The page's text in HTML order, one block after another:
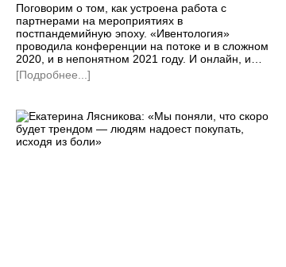
Поговорим о том, как устроена работа с
партнерами на мероприятиях в
постпандемийную эпоху. «Ивентология»
проводила конференции на потоке и в сложном
2020, и в непонятном 2021 году. И онлайн, и…
[Подробнее...]